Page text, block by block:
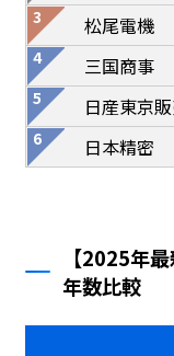
松尾電機
三国商事
日産東京
日本精密
【2025年
年数比較